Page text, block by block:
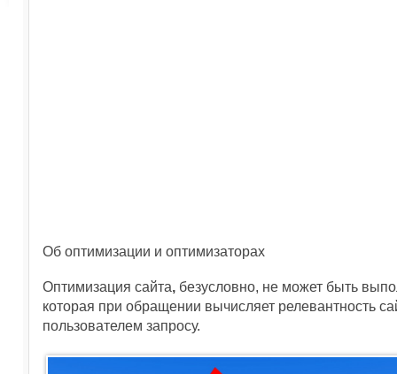
Об оптимизации и оптимизаторах
Оптимизация сайта, безусловно, не может быть
которая при обращении вычисляет релевантность
пользователем запросу.